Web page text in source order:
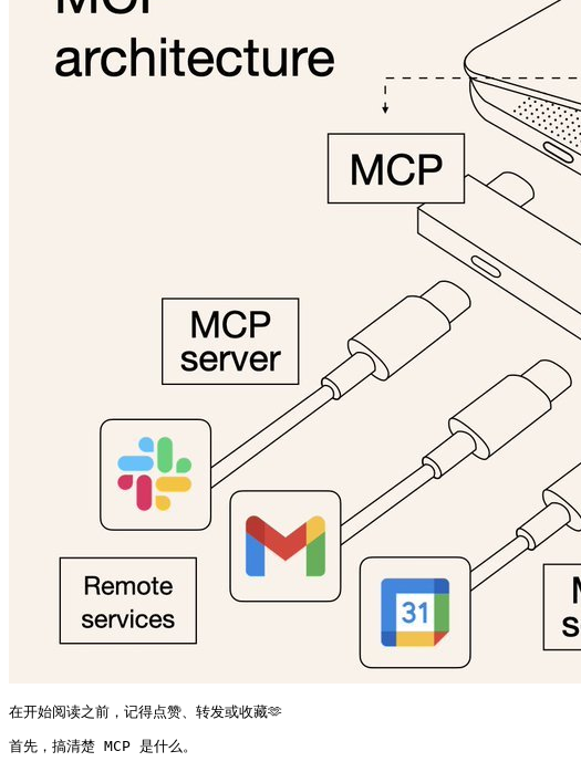
在开始阅读之前，记得点赞、转发或收藏🫶
首先，搞清楚 MCP 是什么。